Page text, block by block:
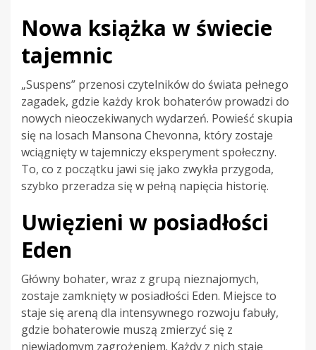
Nowa książka w świecie
tajemnic
„Suspens” przenosi czytelników do świata pełnego
zagadek, gdzie każdy krok bohaterów prowadzi do
nowych nieoczekiwanych wydarzeń. Powieść skupia
się na losach Mansona Chevonna, który zostaje
wciągnięty w tajemniczy eksperyment społeczny.
To, co z początku jawi się jako zwykła przygoda,
szybko przeradza się w pełną napięcia historię.
Uwięzieni w posiadłości
Eden
Główny bohater, wraz z grupą nieznajomych,
zostaje zamknięty w posiadłości Eden. Miejsce to
staje się areną dla intensywnego rozwoju fabuły,
gdzie bohaterowie muszą zmierzyć się z
niewiadomym zagrożeniem. Każdy z nich staje